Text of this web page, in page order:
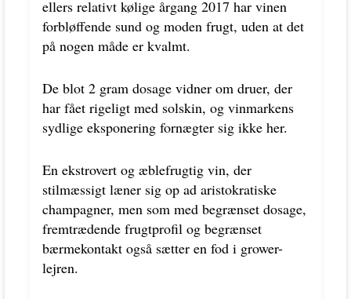
ellers relativt kølige årgang 2017 har vinen
forbløffende sund og moden frugt, uden at det
på nogen måde er kvalmt.
De blot 2 gram dosage vidner om druer, der
har fået rigeligt med solskin, og vinmarkens
sydlige eksponering fornægter sig ikke her.
En ekstrovert og æblefrugtig vin, der
stilmæssigt læner sig op ad aristokratiske
champagner, men som med begrænset dosage,
fremtrædende frugtprofil og begrænset
bærmekontakt også sætter en fod i grower-
lejren.